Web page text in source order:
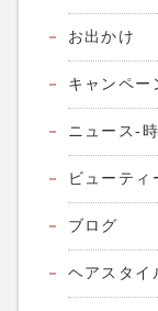
お出かけ
キャンペー
ニュース-
ビューティ
ブログ
ヘアスタイ